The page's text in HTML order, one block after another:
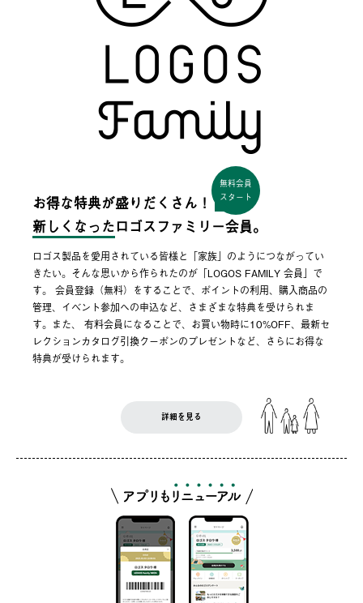
お得な特典が盛りだくさん！
無料会員
スタート
新しくなった ロゴスファミリー会員。
ロゴス製品を愛用されている皆様と「家族」のようにつながってい
きたい。そんな思いから作られたのが「LOGOS FAMILY 会員」で
す。 会員登録（無料）をすることで、ポイントの利用、購入商品の
管理、イベント参加への申込など、さまざまな特典を受けられま
す。また、 有料会員になることで、お買い物時に10%OFF、最新セ
レクションカタログ引換クーポンのプレゼントなど、さらにお得な
特典が受けられます。
詳細を見る